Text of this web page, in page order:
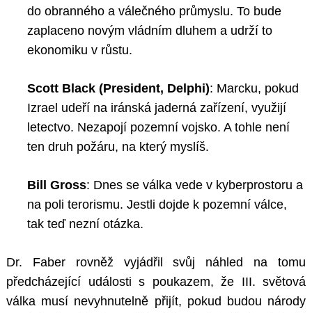
do obranného a válečného průmyslu. To bude
zaplaceno novým vládním dluhem a udrží to
ekonomiku v růstu.
Scott Black (President, Delphi): Marcku, pokud
Izrael udeří na iránská jaderná zařízení, využijí
letectvo. Nezapojí pozemní vojsko. A tohle není
ten druh požáru, na který myslíš.
Bill Gross: Dnes se válka vede v kyberprostoru a
na poli terorismu. Jestli dojde k pozemní válce,
tak teď nezní otázka.
Dr. Faber rovněž vyjádřil svůj náhled na tomu
předcházející události s poukazem, že III. světová
válka musí nevyhnutelně přijít, pokud budou národy